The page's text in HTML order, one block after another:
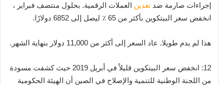
إجراءات صارمة ضد تعدين العملات الرقمية. بحلول منتصف فبراير ،
انخفض سعر البيتكوين بأكثر من 65 ٪ ليصل إلى 6852 دولارًا.
هذا لم يدم طويلا. عاد السعر إلى أكثر من 11,000 دولار بنهاية الشهر.
12: انخفض سعر البيتكوين قليلاً في أبريل 2019 حيث كشفت مسودة
من اللجنة الوطنية للتنمية والإصلاح في الصين أن الهيئة الحكومية